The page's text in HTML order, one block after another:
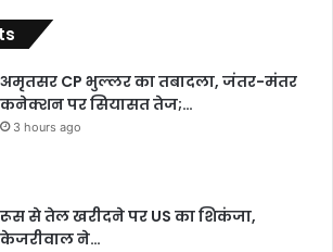
अमृतसर CP भुल्लर का तबादला, जंतर-मंतर
कनेक्शन पर सियासत तेज;…
3 hours ago
रूस से तेल खरीदने पर US का शिकंजा,
केजरीवाल ने…